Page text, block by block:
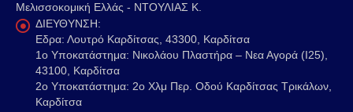
Μελισσοκομική Ελλάς - ΝΤΟΥΛΙΑΣ Κ.
ΔΙΕΥΘΥΝΣΗ:
Εδρα: Λουτρό Καρδίτσας, 43300, Καρδίτσα
1o Υποκατάστημα: Νικολάου Πλαστήρα – Νεα Αγορά (Ι25),
43100, Καρδίτσα
2o Υποκατάστημα: 2ο Χλμ Περ. Οδού Καρδίτσας Τρικάλων,
Καρδίτσα